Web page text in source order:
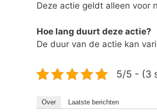
Deze actie geldt alleen voor
Hoe lang duurt deze actie?
De duur van de actie kan
5/5 - (3
Over Laatste berichten